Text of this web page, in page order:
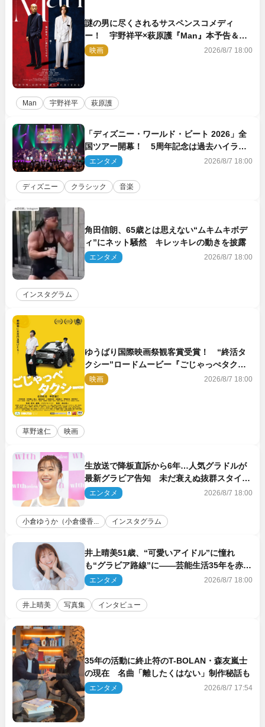
謎の男に尽くされるサスペンスコメディ
ー！ 宇野祥平×萩原護『Man』本予告＆新
ビジュアル解禁
映画 2026/8/7 18:00
Man 宇野祥平 萩原護
「ディズニー・ワールド・ビート 2026」全
国ツアー開幕！ 5周年記念は過去ハイライ
ト＆クルーズ旅を大満喫！【潜入レポート】
エンタメ 2026/8/7 18:00
ディズニー クラシック 音楽
角田信朗、65歳とは思えない“ムキムキボデ
ィ”にネット騒然 キレッキレの動きを披露
エンタメ 2026/8/7 18:00
インスタグラム
ゆうばり国際映画祭観客賞受賞！ “終活タ
クシー”ロードムービー『ごじゃっぺタクシ
ー』10月公開＆予告解禁
映画 2026/8/7 18:00
草野速仁 映画
生放送で降板直訴から6年…人気グラドルが
最新グラビア告知 未だ衰えぬ抜群スタイル
に反響
エンタメ 2026/8/7 18:00
小倉ゆうか（小倉優香... インスタグラム
井上晴美51歳、“可愛いアイドル”に憧れ
も“グラビア路線”に――芸能生活35年を赤
裸々に語る 27年ぶりに写真集発売
エンタメ 2026/8/7 18:00
井上晴美 写真集 インタビュー
35年の活動に終止符のT-BOLAN・森友嵐士
の現在 名曲「離したくはない」制作秘話も
エンタメ 2026/8/7 17:54